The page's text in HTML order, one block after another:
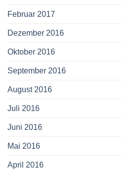
Februar 2017
Dezember 2016
Oktober 2016
September 2016
August 2016
Juli 2016
Juni 2016
Mai 2016
April 2016